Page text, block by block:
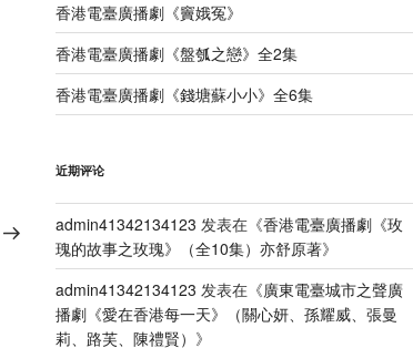
篇
香港電臺廣播劇《竇娥冤》
香港電臺廣播劇《盤瓠之戀》全2集
香港電臺廣播劇《錢塘蘇小小》全6集
近期评论
admin41342134123 发表在《香港電臺廣播劇《玫
瑰的故事之玫瑰》（全10集）亦舒原著》
admin41342134123 发表在《廣東電臺城市之聲廣
播劇《愛在香港每一天》（關心妍、孫耀威、張曼
莉、路芙、陳禮賢） 》